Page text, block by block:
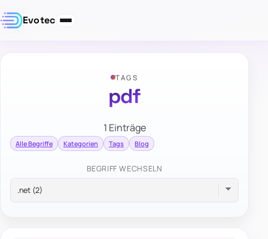
Evotec
TAGS
pdf
1 Einträge
Alle Begriffe Kategorien Tags Blog
BEGRIFF WECHSELN